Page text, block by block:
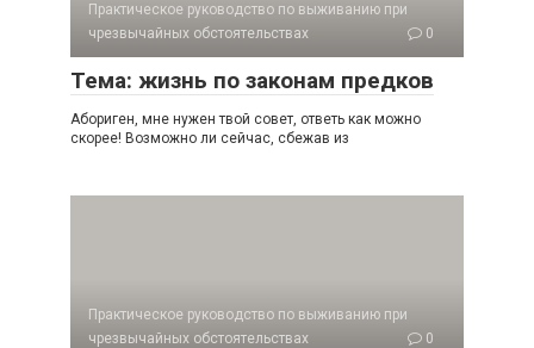
Практическое руководство по выживанию при
чрезвычайных обстоятельствах
0
Тема: жизнь по законам предков
Абориген, мне нужен твой совет, ответь как можно
скорее! Возможно ли сейчас, сбежав из
Практическое руководство по выживанию при
чрезвычайных обстоятельствах
0